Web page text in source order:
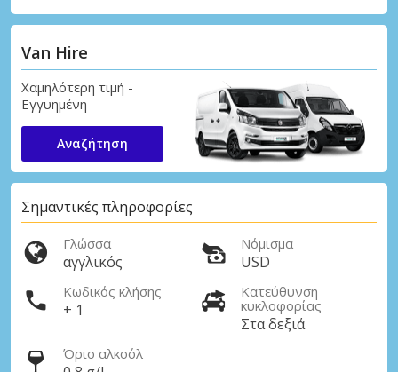
Van Hire
Χαμηλότερη τιμή -
Εγγυημένη
Αναζήτηση
Σημαντικές πληροφορίες
Γλώσσα
αγγλικός
Νόμισμα
USD
Κωδικός κλήσης
+ 1
Κατεύθυνση
κυκλοφορίας
Στα δεξιά
Όριο αλκοόλ